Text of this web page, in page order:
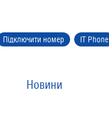
Підключити номер IT Phone
Новини